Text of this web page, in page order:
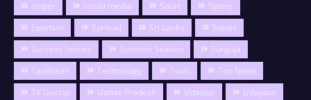
singer
social media Sport
Sports
Sportsm
Spritual Sri Lanka
States
Success Stories
Summer Season
Surguja
Taalibaan
Technology Tools
Top News
TV Gossip
Uattar Pradesh Udaipur
Udaypur